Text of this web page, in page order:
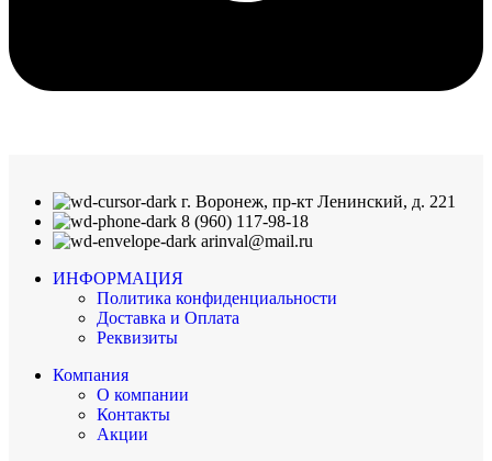
г. Воронеж, пр-кт Ленинский, д. 221
8 (960) 117-98-18
arinval@mail.ru
ИНФОРМАЦИЯ
Политика конфиденциальности
Доставка и Оплата
Реквизиты
Компания
О компании
Контакты
Акции